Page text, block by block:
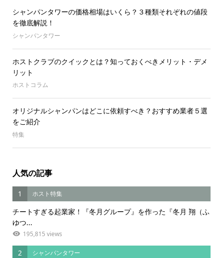
シャンパンタワーの価格相場はいくら？３種類それぞれの値段
を徹底解説！
シャンパンタワー
ホストクラブのクイックとは？知っておくべきメリット・デメ
リット
ホストコラム
オリジナルシャンパンはどこに依頼すべき？おすすめ業者５選
をご紹介
特集
人気の記事
1 ホスト特集
チートすぎる起業家！『冬月グループ』を作った『冬月 翔（ふ
ゆつ...
195,815 views
2 シャンパンタワー